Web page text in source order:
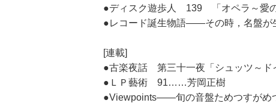
●ディスク遊歩人 139 「オペラ～愛
●レコード誕生物語――その時，名盤
[連載]
●古楽夜話 第三十一夜「シュッツ～
●ＬＰ藝術 91……芳岡正樹
●Viewpoints――旬の音盤ためつすが